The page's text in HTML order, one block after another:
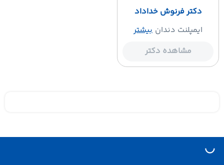
دکتر فرنوش خداداد
ایمپلنت دندان بیشتر
مشاهده دکتر